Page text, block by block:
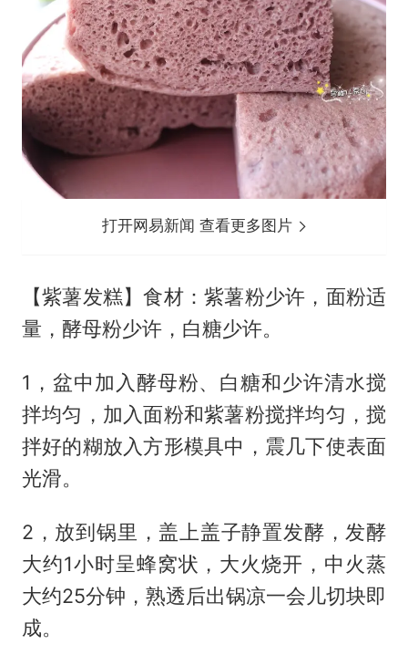
打开网易新闻 查看更多图片
【紫薯发糕】食材：紫薯粉少许，面粉适
量，酵母粉少许，白糖少许。
1，盆中加入酵母粉、白糖和少许清水搅
拌均匀，加入面粉和紫薯粉搅拌均匀，搅
拌好的糊放入方形模具中，震几下使表面
光滑。
2，放到锅里，盖上盖子静置发酵，发酵
大约1小时呈蜂窝状，大火烧开，中火蒸
大约25分钟，熟透后出锅凉一会儿切块即
成。